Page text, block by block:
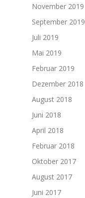
November 2019
September 2019
Juli 2019
Mai 2019
Februar 2019
Dezember 2018
August 2018
Juni 2018
April 2018
Februar 2018
Oktober 2017
August 2017
Juni 2017